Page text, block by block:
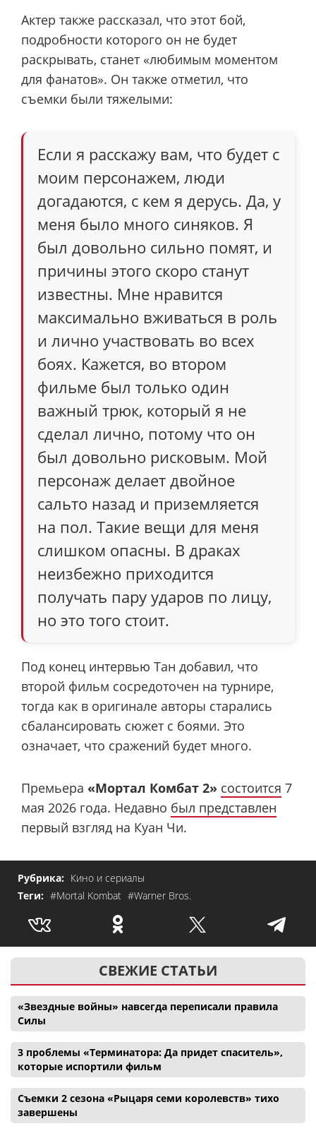
Актер также рассказал, что этот бой,
подробности которого он не будет
раскрывать, станет «любимым моментом
для фанатов». Он также отметил, что
съемки были тяжелыми:
Если я расскажу вам, что будет с
моим персонажем, люди
догадаются, с кем я дерусь. Да, у
меня было много синяков. Я
был довольно сильно помят, и
причины этого скоро станут
известны. Мне нравится
максимально вживаться в роль
и лично участвовать во всех
боях. Кажется, во втором
фильме был только один
важный трюк, который я не
сделал лично, потому что он
был довольно рисковым. Мой
персонаж делает двойное
сальто назад и приземляется
на пол. Такие вещи для меня
слишком опасны. В драках
неизбежно приходится
получать пару ударов по лицу,
но это того стоит.
Под конец интервью Тан добавил, что
второй фильм сосредоточен на турнире,
тогда как в оригинале авторы старались
сбалансировать сюжет с боями. Это
означает, что сражений будет много.
Премьера «Мортал Комбат 2» состоится 7
мая 2026 года. Недавно был представлен
первый взгляд на Куан Чи.
Рубрика: Кино и сериалы
Теги: #Mortal Kombat #Warner Bros.
СВЕЖИЕ СТАТЬИ
«Звездные войны» навсегда переписали правила
Силы
3 проблемы «Терминатора: Да придет спаситель»,
которые испортили фильм
Съемки 2 сезона «Рыцаря семи королевств» тихо
завершены